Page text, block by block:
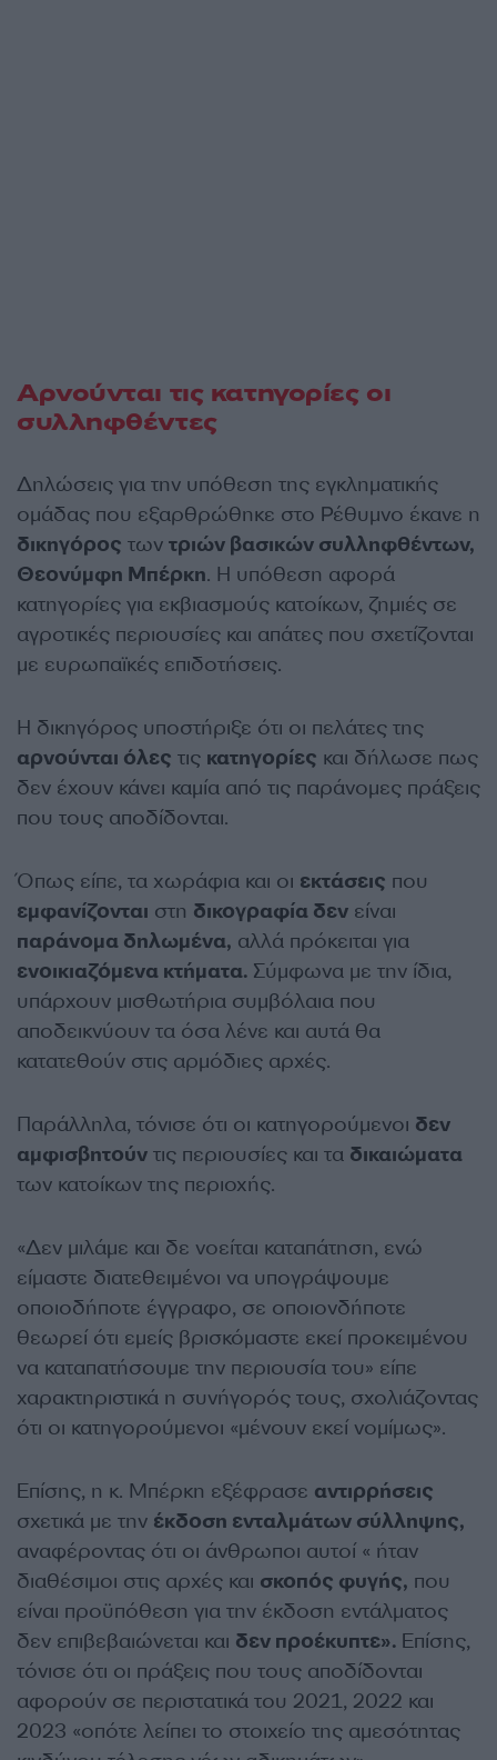
Αρνούνται τις κατηγορίες οι
συλληφθέντες
Δηλώσεις για την υπόθεση της εγκληματικής
ομάδας που εξαρθρώθηκε στο Ρέθυμνο έκανε η
δικηγόρος των τριών βασικών συλληφθέντων,
Θεονύμφη Μπέρκη. Η υπόθεση αφορά
κατηγορίες για εκβιασμούς κατοίκων, ζημιές σε
αγροτικές περιουσίες και απάτες που σχετίζονται
με ευρωπαϊκές επιδοτήσεις.
Η δικηγόρος υποστήριξε ότι οι πελάτες της
αρνούνται όλες τις κατηγορίες και δήλωσε πως
δεν έχουν κάνει καμία από τις παράνομες πράξεις
που τους αποδίδονται.
Όπως είπε, τα χωράφια και οι εκτάσεις που
εμφανίζονται στη δικογραφία δεν είναι
παράνομα δηλωμένα, αλλά πρόκειται για
ενοικιαζόμενα κτήματα. Σύμφωνα με την ίδια,
υπάρχουν μισθωτήρια συμβόλαια που
αποδεικνύουν τα όσα λένε και αυτά θα
κατατεθούν στις αρμόδιες αρχές.
Παράλληλα, τόνισε ότι οι κατηγορούμενοι δεν
αμφισβητούν τις περιουσίες και τα δικαιώματα
των κατοίκων της περιοχής.
«Δεν μιλάμε και δε νοείται καταπάτηση, ενώ
είμαστε διατεθειμένοι να υπογράψουμε
οποιοδήποτε έγγραφο, σε οποιονδήποτε
θεωρεί ότι εμείς βρισκόμαστε εκεί προκειμένου
να καταπατήσουμε την περιουσία του» είπε
χαρακτηριστικά η συνήγορός τους, σχολιάζοντας
ότι οι κατηγορούμενοι «μένουν εκεί νομίμως».
Επίσης, η κ. Μπέρκη εξέφρασε αντιρρήσεις
σχετικά με την έκδοση ενταλμάτων σύλληψης,
αναφέροντας ότι οι άνθρωποι αυτοί « ήταν
διαθέσιμοι στις αρχές και σκοπός φυγής, που
είναι προϋπόθεση για την έκδοση εντάλματος
δεν επιβεβαιώνεται και δεν προέκυπτε». Επίσης,
τόνισε ότι οι πράξεις που τους αποδίδονται
αφορούν σε περιστατικά του 2021, 2022 και
2023 «οπότε λείπει το στοιχείο της αμεσότητας